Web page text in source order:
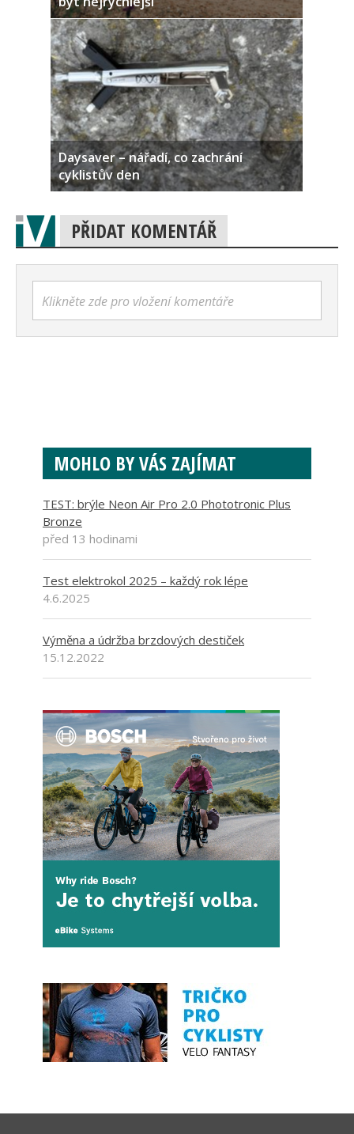
Daysaver – nářadí, co zachrání
cyklistův den
PŘIDAT KOMENTÁŘ
Klikněte zde pro vložení komentáře
MOHLO BY VÁS ZAJÍMAT
TEST: brýle Neon Air Pro 2.0 Phototronic Plus
Bronze
před 13 hodinami
Test elektrokol 2025 – každý rok lépe
4.6.2025
Výměna a údržba brzdových destiček
15.12.2022